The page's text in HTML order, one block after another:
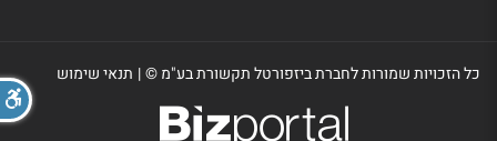
כל הזכויות שמורות לחברת ביזפורטל תקשורת בע"מ ©| תנאי שימוש